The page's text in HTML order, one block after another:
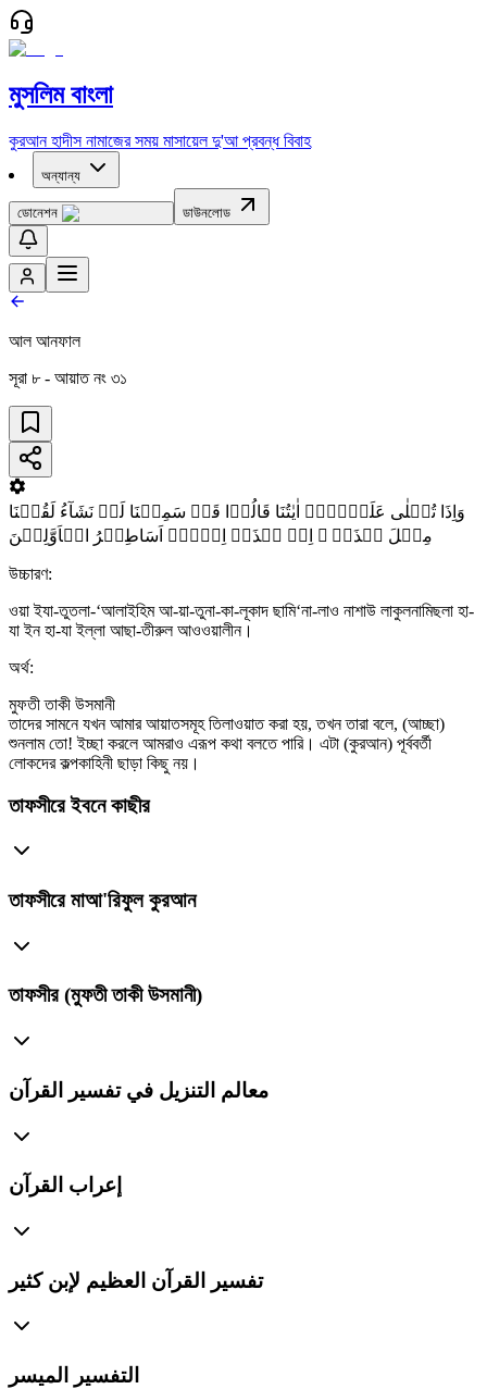
মুসলিম বাংলা
কুরআন হাদীস নামাজের সময় মাসায়েল দু'আ প্রবন্ধ বিবাহ
অন্যান্য
ডোনেশন ডাউনলোড
আল আনফাল
সূরা ৮ - আয়াত নং ৩১
وَاِذَا تُتۡلٰی عَلَیۡہِمۡ اٰیٰتُنَا قَالُوۡا قَدۡ سَمِعۡنَا لَوۡ نَشَآءُ لَقُلۡنَا
مِثۡلَ ہٰذَاۤ ۙ اِنۡ ہٰذَاۤ اِلَّاۤ اَسَاطِیۡرُ الۡاَوَّلِیۡنَ
উচ্চারণ:
ওয়া ইযা-তুতলা-‘আলাইহিম আ-য়া-তুনা-কা-লূকাদ ছামি‘না-লাও নাশাউ লাকুলনামিছলা হা-
যা ইন হা-যা ইল্লা আছা-তীরুল আওওয়ালীন।
অর্থ:
মুফতী তাকী উসমানী
তাদের সামনে যখন আমার আয়াতসমূহ তিলাওয়াত করা হয়, তখন তারা বলে, (আচ্ছা)
শুনলাম তো! ইচ্ছা করলে আমরাও এরূপ কথা বলতে পারি। এটা (কুরআন) পূর্ববর্তী
লোকদের কল্পকাহিনী ছাড়া কিছু নয়।
তাফসীরে ইবনে কাছীর
তাফসীরে মাআ'রিফুল কুরআন
তাফসীর (মুফতী তাকী উসমানী)
معالم التنزيل في تفسير القرآن
إعراب القرآن
تفسير القرآن العظيم لإبن كثير
التفسير الميسر